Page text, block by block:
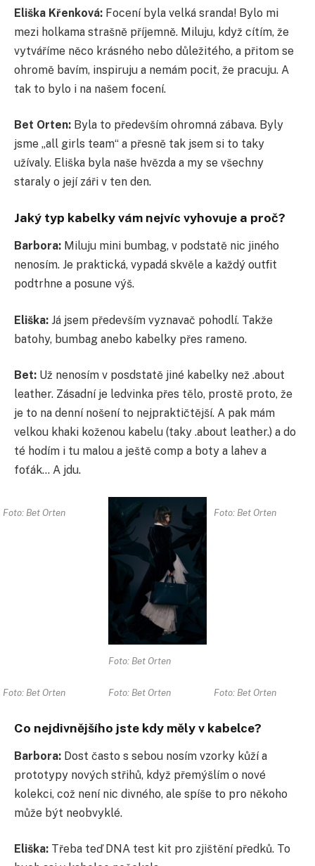
Eliška Křenková: Focení byla velká sranda! Bylo mi
mezi holkama strašně příjemně. Miluju, když cítím, že
vytváříme něco krásného nebo důležitého, a přitom se
ohromě bavím, inspiruju a nemám pocit, že pracuju. A
tak to bylo i na našem focení.
Bet Orten: Byla to především ohromná zábava. Byly
jsme „all girls team“ a přesně tak jsem si to taky
užívaly. Eliška byla naše hvězda a my se všechny
staraly o její záři v ten den.
Jaký typ kabelky vám nejvíc vyhovuje a proč?
Barbora: Miluju mini bumbag, v podstatě nic jiného
nenosím. Je praktická, vypadá skvěle a každý outfit
podtrhne a posune výš.
Eliška: Já jsem především vyznavač pohodlí. Takže
batohy, bumbag anebo kabelky přes rameno.
Bet: Už nenosím v posdstatě jiné kabelky než .about
leather. Zásadní je ledvinka přes tělo, prostě proto, že
je to na denní nošení to nejpraktičtější. A pak mám
velkou khaki koženou kabelu (taky .about leather.) a do
té hodím i tu malou a ještě comp a boty a lahev a
foťák… A jdu.
Foto: Bet Orten
Foto: Bet Orten
Foto: Bet Orten
Foto: Bet Orten Foto: Bet Orten Foto: Bet Orten
Co nejdivnějšího jste kdy měly v kabelce?
Barbora: Dost často s sebou nosím vzorky kůží a
prototypy nových střihů, když přemýšlím o nové
kolekci, což není nic divného, ale spíše to pro někoho
může být neobvyklé.
Eliška: Třeba teď DNA test kit pro zjištění předků. To